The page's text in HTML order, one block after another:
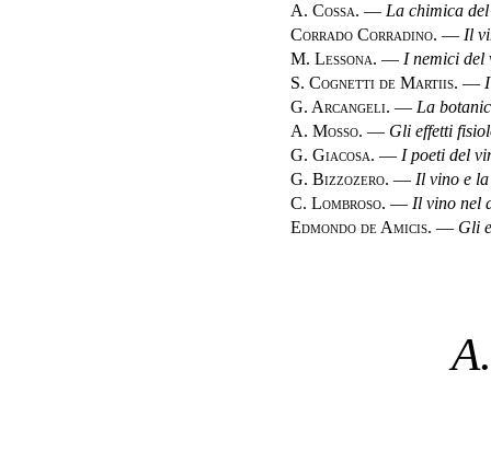
A. Cossa. — La chimica
Corrado Corradino. — Il
M. Lessona. — I nemici del
S. Cognetti de Martiis. —
G. Arcangeli. — La
A. Mosso. — Gli effetti
G. Giacosa. — I poeti del
G. Bizzozero. — Il vino e la
C. Lombroso. — Il vino nel
Edmondo de Amicis. — Gli